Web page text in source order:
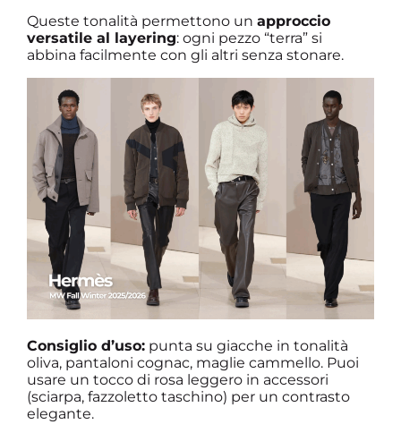
Queste tonalità permettono un approccio
versatile al layering: ogni pezzo “terra” si
abbina facilmente con gli altri senza stonare.
Consiglio d’uso: punta su giacche in tonalità
oliva, pantaloni cognac, maglie cammello. Puoi
usare un tocco di rosa leggero in accessori
(sciarpa, fazzoletto taschino) per un contrasto
elegante.